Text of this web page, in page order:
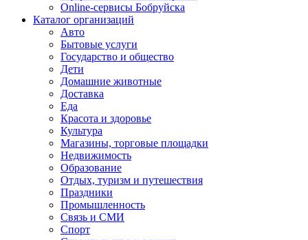
Online-сервисы Бобруйска
Каталог организаций
Авто
Бытовые услуги
Государство и общество
Дети
Домашние животные
Доставка
Еда
Красота и здоровье
Культура
Магазины, торговые площадки
Недвижимость
Образование
Отдых, туризм и путешествия
Праздники
Промышленность
Связь и СМИ
Спорт